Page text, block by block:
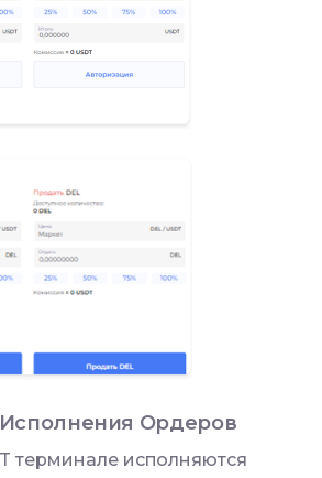
Ордеров
терминале исполняются